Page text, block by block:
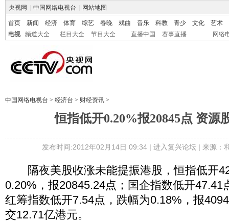
央视网 中国网络电视台 网站地图
首页 新闻 经济 体育 综艺 春晚 戏曲 音乐 科教 青少 文化
艺术
电视
频道大全 栏目大全 节目大全 直播中国 赛事直播 网络
中国网络电视台 > 经济台 > 财经资讯 >
恒指低开0.20%报20845点 资源
发布时间:2012年02月14日 09:34 | 进入复兴论坛| 来源：
隔夜美股收涨未能提振港股，恒指低开
0.20%，报20845.24点；国企指数低开47.41
红筹指数低开7.54点，跌幅为0.18%，报
交12.71亿港元。